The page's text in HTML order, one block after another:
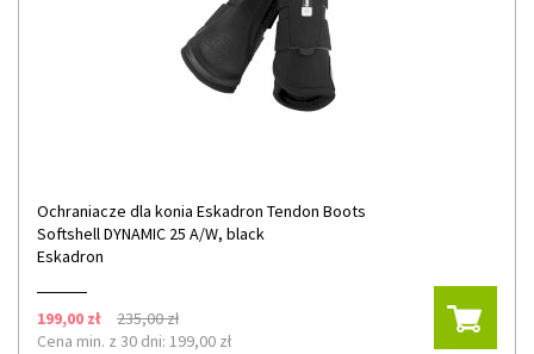
Ochraniacze dla konia Eskadron Tendon Boots
Softshell DYNAMIC 25 A/W, black
Eskadron
199,00 zł
235,00 zł
Cena min. z 30 dni: 199,00 zł